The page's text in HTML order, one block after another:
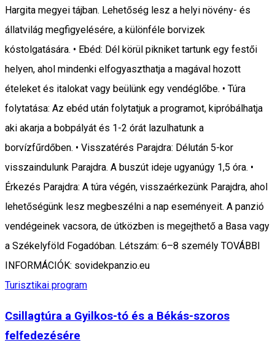
Hargita megyei tájban. Lehetőség lesz a helyi növény- és
állatvilág megfigyelésére, a különféle borvizek
kóstolgatására. • Ebéd: Dél körül pikniket tartunk egy festői
helyen, ahol mindenki elfogyaszthatja a magával hozott
ételeket és italokat vagy beülünk egy vendéglőbe. • Túra
folytatása: Az ebéd után folytatjuk a programot, kipróbálhatja
aki akarja a bobpályát és 1-2 órát lazulhatunk a
borvízfűrdőben. • Visszatérés Parajdra: Délután 5-kor
visszaindulunk Parajdra. A buszút ideje ugyanúgy 1,5 óra. •
Érkezés Parajdra: A túra végén, visszaérkezünk Parajdra, ahol
lehetőségünk lesz megbeszélni a nap eseményeit. A panzió
vendégeinek vacsora, de útközben is megejthető a Basa vagy
a Székelyföld Fogadóban. Létszám: 6–8 személy TOVÁBBI
INFORMÁCIÓK: sovidekpanzio.eu
Turisztikai program
Csillagtúra a Gyilkos-tó és a Békás-szoros
felfedezésére